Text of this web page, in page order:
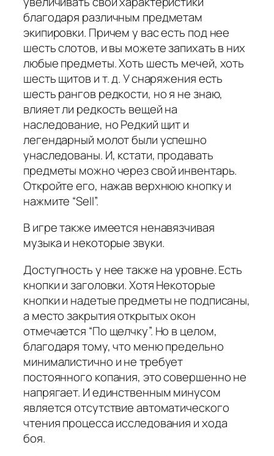
благодаря различным предметам
экипировки. Причем у вас есть под нее
шесть слотов, и вы можете запихать в них
любые предметы. Хоть шесть мечей, хоть
шесть щитов и т. д. У снаряжения есть
шесть рангов редкости, но я не знаю,
влияет ли редкость вещей на
наследование, но Редкий щит и
легендарный молот были успешно
унаследованы. И, кстати, продавать
предметы можно через свой инвентарь.
Откройте его, нажав верхнюю кнопку и
нажмите “Sell”.
В игре также имеется ненавязчивая
музыка и некоторые звуки.
Доступность у нее также на уровне. Есть
кнопки и заголовки. Хотя Некоторые
кнопки и надетые предметы не подписаны,
а место закрытия открытых окон
отмечается “По щелчку”. Но в целом,
благодаря тому, что меню предельно
минималистично и не требует
постоянного копания, это совершенно не
напрягает. И единственным минусом
является отсутствие автоматического
чтения процесса исследования и хода
боя.